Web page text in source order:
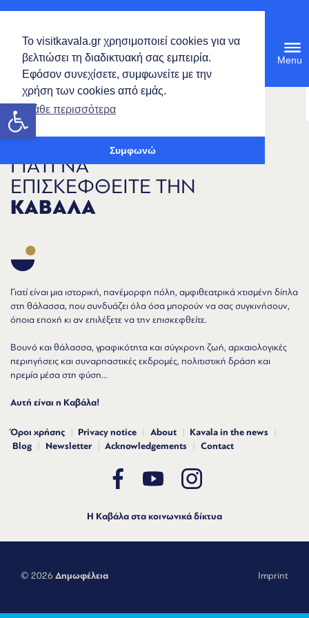
Το visitkavala.gr χρησιμοποιεί cookies για να
βελτιώσει τη διαδικτυακή σας εμπειρία.
Εφόσον συνεχίσετε, συμφωνείτε με την
χρήση των cookies από εμάς.
Μάθε περισσότερα
Συμφωνώ
Ανοίξτε τη γραμμή εργαλείων
ΓΙΑΤΙ ΝΑ
ΕΠΙΣΚΕΦΘΕΙΤΕ ΤΗΝ
ΚΑΒΑΛΑ
Γιατί είναι μια ιστορική, πανέμορφη πόλη, αμφιθεατρικά χτισμένη δίπλα
στη θάλασσα, που συνδυάζει όλα όσα μπορούν να σας συγκινήσουν,
όποια εποχή κι αν επιλέξετε να την επισκεφθείτε.
Βουνό και θάλασσα, γραφικότητα και σύγχρονη ζωή, αρχαιολογικές
περιηγήσεις και συναρπαστικές εκδρομές, πολιτιστική δράση και
ηρεμία μέσα στη φύση...
Αυτή είναι η Καβάλα!
Όροι χρήσης Privacy notice About
Kavala in the news
Blog
Newsletter Acknowledgements Contact
Η Καβάλα στα κοινωνικά δίκτυα
© 2026 Δημωφέλεια Imprint